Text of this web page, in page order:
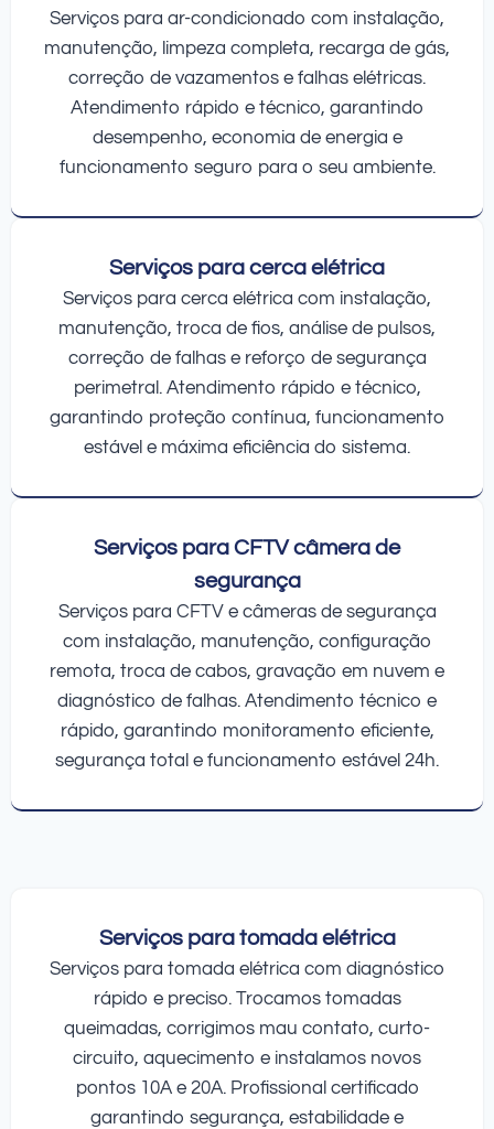
Serviços para ar-condicionado com instalação,
manutenção, limpeza completa, recarga de gás,
correção de vazamentos e falhas elétricas.
Atendimento rápido e técnico, garantindo
desempenho, economia de energia e
funcionamento seguro para o seu ambiente.
Serviços para cerca elétrica
Serviços para cerca elétrica com instalação,
manutenção, troca de fios, análise de pulsos,
correção de falhas e reforço de segurança
perimetral. Atendimento rápido e técnico,
garantindo proteção contínua, funcionamento
estável e máxima eficiência do sistema.
Serviços para CFTV câmera de
segurança
Serviços para CFTV e câmeras de segurança
com instalação, manutenção, configuração
remota, troca de cabos, gravação em nuvem e
diagnóstico de falhas. Atendimento técnico e
rápido, garantindo monitoramento eficiente,
segurança total e funcionamento estável 24h.
Serviços para tomada elétrica
Serviços para tomada elétrica com diagnóstico
rápido e preciso. Trocamos tomadas
queimadas, corrigimos mau contato, curto-
circuito, aquecimento e instalamos novos
pontos 10A e 20A. Profissional certificado
garantindo segurança, estabilidade e